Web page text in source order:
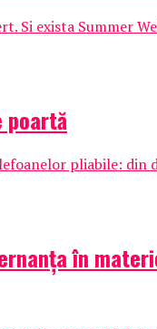
Si exista Summer
poartă
pliabile:
în